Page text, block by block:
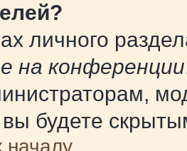
личного
на конференции
будете
началу